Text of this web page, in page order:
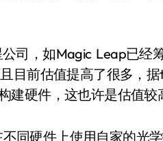
司，如Magic Leap已经
目前估值提高了很多，
建硬件，这也许是估值较
同硬件上使用自家的光